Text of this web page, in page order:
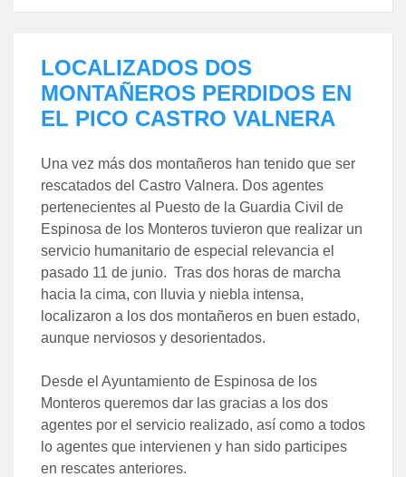
LOCALIZADOS DOS
MONTAÑEROS PERDIDOS EN
EL PICO CASTRO VALNERA
Una vez más dos montañeros han tenido que ser
rescatados del Castro Valnera. Dos agentes
pertenecientes al Puesto de la Guardia Civil de
Espinosa de los Monteros tuvieron que realizar un
servicio humanitario de especial relevancia el
pasado 11 de junio. Tras dos horas de marcha
hacia la cima, con lluvia y niebla intensa,
localizaron a los dos montañeros en buen estado,
aunque nerviosos y desorientados.
Desde el Ayuntamiento de Espinosa de los
Monteros queremos dar las gracias a los dos
agentes por el servicio realizado, así como a todos
lo agentes que intervienen y han sido participes
en rescates anteriores.